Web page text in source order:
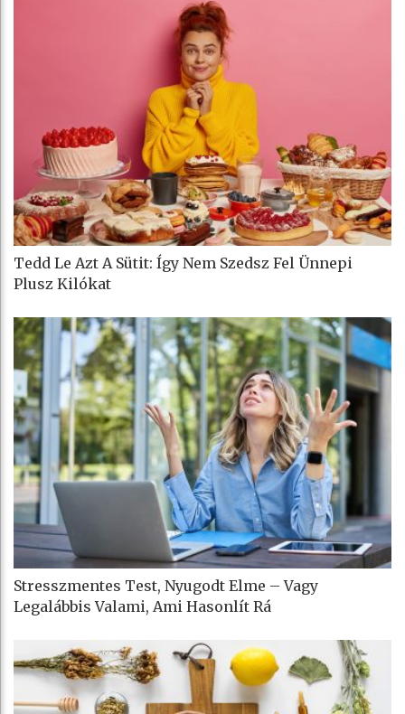
Tedd Le Azt A Sütit: Így Nem Szedsz Fel Ünnepi
Plusz Kilókat
Stresszmentes Test, Nyugodt Elme – Vagy
Legalábbis Valami, Ami Hasonlít Rá